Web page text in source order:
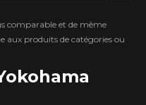
comparable et de même
aux produits de catégories ou